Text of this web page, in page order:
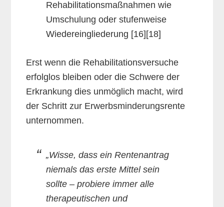
Rehabilitationsmaßnahmen wie
Umschulung oder stufenweise
Wiedereingliederung [16][18]
Erst wenn die Rehabilitationsversuche
erfolglos bleiben oder die Schwere der
Erkrankung dies unmöglich macht, wird
der Schritt zur Erwerbsminderungsrente
unternommen.
„Wisse, dass ein Rentenantrag
niemals das erste Mittel sein
sollte – probiere immer alle
therapeutischen und